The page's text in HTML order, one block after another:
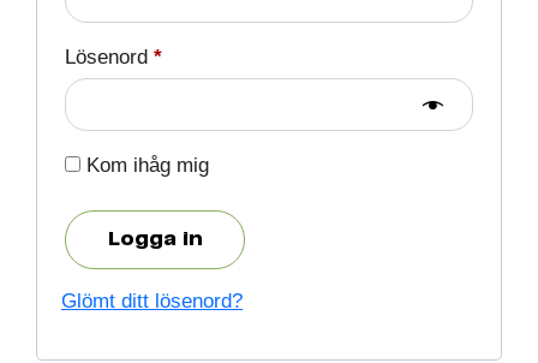
Lösenord *
Kom ihåg mig
Logga in
Glömt ditt lösenord?